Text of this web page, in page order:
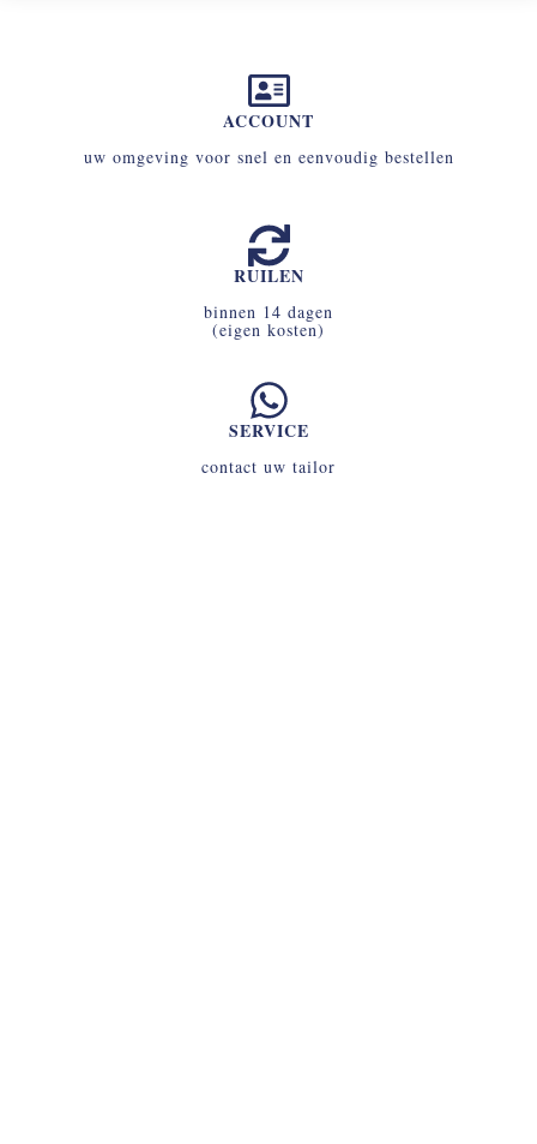
ACCOUNT
uw omgeving voor snel en eenvoudig bestellen
RUILEN
binnen 14 dagen
(eigen kosten)
SERVICE
contact uw tailor